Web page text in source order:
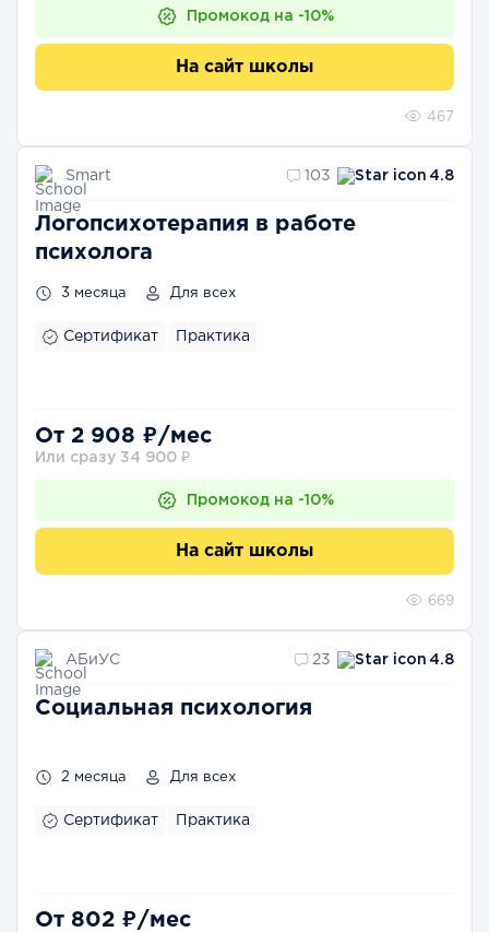
Промокод на -10%
На сайт школы
467
Smart 103 4.8
Логопсихотерапия в работе
психолога
3 месяца Для всех
Сертификат Практика
От 2 908 ₽/мес
Или сразу 34 900 ₽
Промокод на -10%
На сайт школы
669
АБиУС 23 4.8
Социальная психология
2 месяца Для всех
Сертификат Практика
От 802 ₽/мес